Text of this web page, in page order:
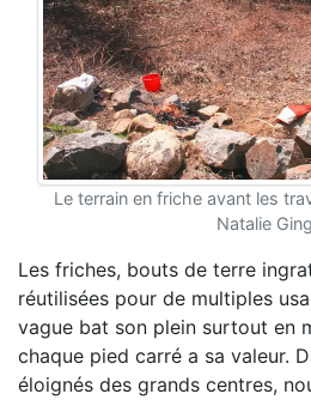
Le terrain en friche avant les
Natalie
Les friches, bouts de terre
réutilisées pour de multiples
vague bat son plein surtout en
chaque pied carré a sa valeur.
éloignés des grands centres,